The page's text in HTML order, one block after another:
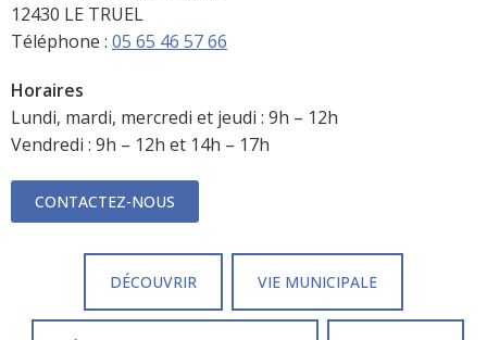
12430 LE TRUEL
Téléphone : 05 65 46 57 66
Horaires
Lundi, mardi, mercredi et jeudi : 9h – 12h
Vendredi : 9h – 12h et 14h – 17h
CONTACTEZ-NOUS
DÉCOUVRIR VIE MUNICIPALE